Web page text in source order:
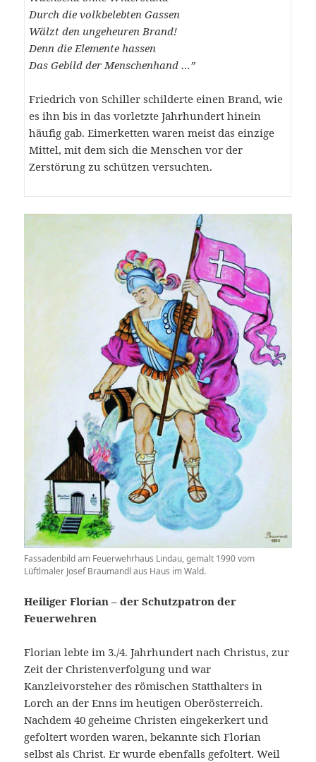
Durch die volkbelebten Gassen
Wälzt den ungeheuren Brand!
Denn die Elemente hassen
Das Gebild der Menschenhand …”
Friedrich von Schiller schilderte einen Brand, wie
es ihn bis in das vorletzte Jahrhundert hinein
häufig gab. Eimerketten waren meist das einzige
Mittel, mit dem sich die Menschen vor der
Zerstörung zu schützen versuchten.
Fassadenbild am Feuerwehrhaus Lindau, gemalt 1990 vom
Lüftlmaler Josef Braumandl aus Haus im Wald.
Heiliger Florian – der Schutzpatron der
Feuerwehren
Florian lebte im 3./4. Jahrhundert nach Christus, zur
Zeit der Christenverfolgung und war
Kanzleivorsteher des römischen Statthalters in
Lorch an der Enns im heutigen Oberösterreich.
Nachdem 40 geheime Christen eingekerkert und
gefoltert worden waren, bekannte sich Florian
selbst als Christ. Er wurde ebenfalls gefoltert. Weil